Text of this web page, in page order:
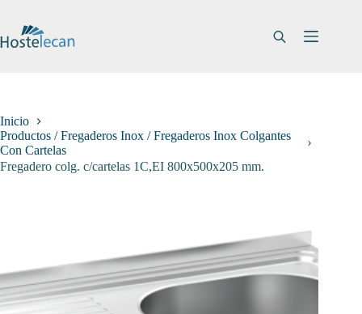
contenido
Inicio
Productos / Fregaderos Inox / Fregaderos Inox Colgantes
Con Cartelas
Fregadero colg. c/cartelas 1C,EI 800x500x205 mm.